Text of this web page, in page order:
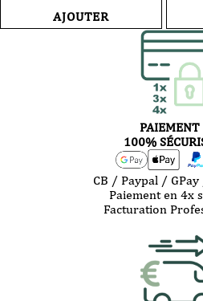
AJOUTER
PAIEMENT
100%
CB / Paypal /
Paiement en 4x
Facturation